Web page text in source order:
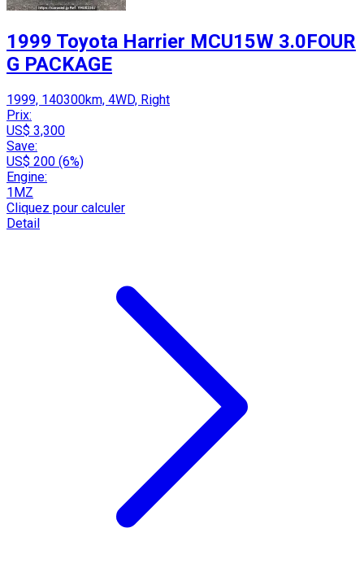
1999 Toyota Harrier MCU15W 3.0FOUR
G PACKAGE
1999, 140300km, 4WD, Right
Prix:
US$ 3,300
Save:
US$ 200 (6%)
Engine:
1MZ
Cliquez pour calculer
Detail